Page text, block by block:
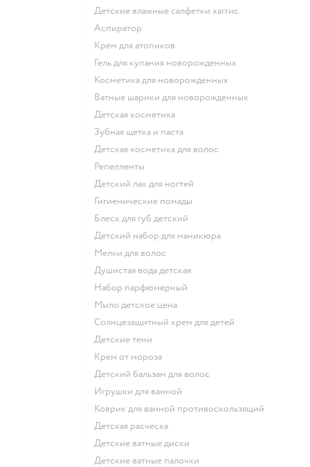
детские влажные салфетки хаггис
аспиратор
крем для атопиков
гель для купания новорожденных
косметика для новорожденных
ватные шарики для новорожденных
детская косметика
зубная щетка и паста
детская косметика для волос
репелленты
детский лак для ногтей
гигиенические помады
блеск для губ детский
детский набор для маникюра
мелки для волос
душистая вода детская
набор парфюмерный
мыло детское цена
солнцезащитный крем для детей
детские тени
крем от мороза
детский бальзам для волос
игрушки для ванной
коврик для ванной противоскользящий
детская расческа
детские ватные диски
детские ватные палочки